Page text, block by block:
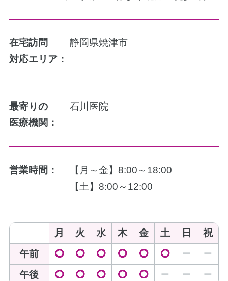
在宅訪問
対応エリア：
静岡県焼津市
最寄りの
医療機関：
石川医院
営業時間：
【月～金】8:00～18:00
【土】8:00～12:00
月 火 水 木 金 土 日
祝
午前
◯ ◯ ◯ ◯ ◯ ◯ ー ー
午後 ◯ ◯ ◯ ◯ ◯ ー ー ー